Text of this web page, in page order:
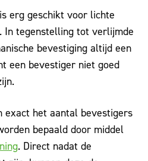
erg geschikt voor lichte
In tegenstelling tot verlijmde
bevestiging altijd een
een bevestiger niet goed
exact het aantal bevestigers
bepaald door middel
. Direct nadat de